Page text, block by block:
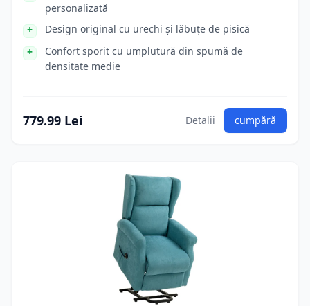
personalizată
Design original cu urechi și lăbuțe de pisică
Confort sporit cu umplutură din spumă de
densitate medie
779.99 Lei Detalii cumpără